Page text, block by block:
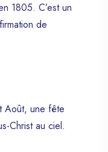
1805. C’est un
de
Août, une fête
Christ au ciel.